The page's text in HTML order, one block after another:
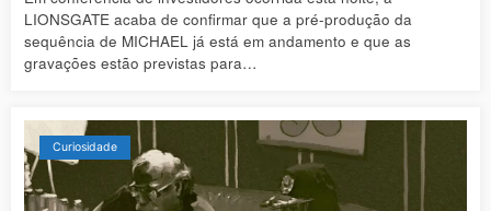
LIONSGATE acaba de confirmar que a pré-produção da
sequência de MICHAEL já está em andamento e que as
gravações estão previstas para…
Curiosidade